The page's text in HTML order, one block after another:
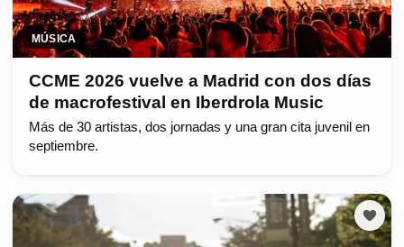
MÚSICA
CCME 2026 vuelve a Madrid con dos días
de macrofestival en Iberdrola Music
Más de 30 artistas, dos jornadas y una gran cita juvenil en
septiembre.